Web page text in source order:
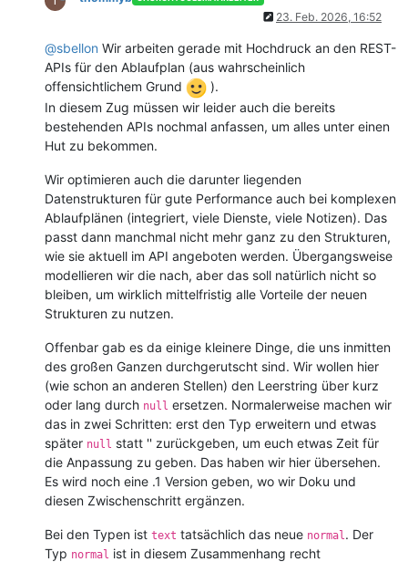
23. Feb. 2026, 16:52
@sbellon Wir arbeiten gerade mit Hochdruck an den REST-
APIs für den Ablaufplan (aus wahrscheinlich
offensichtlichem Grund
).
In diesem Zug müssen wir leider auch die bereits
bestehenden APIs nochmal anfassen, um alles unter einen
Hut zu bekommen.
Wir optimieren auch die darunter liegenden
Datenstrukturen für gute Performance auch bei komplexen
Ablaufplänen (integriert, viele Dienste, viele Notizen). Das
passt dann manchmal nicht mehr ganz zu den Strukturen,
wie sie aktuell im API angeboten werden. Übergangsweise
modellieren wir die nach, aber das soll natürlich nicht so
bleiben, um wirklich mittelfristig alle Vorteile der neuen
Strukturen zu nutzen.
Offenbar gab es da einige kleinere Dinge, die uns inmitten
des großen Ganzen durchgerutscht sind. Wir wollen hier
(wie schon an anderen Stellen) den Leerstring über kurz
oder lang durch null ersetzen. Normalerweise machen wir
das in zwei Schritten: erst den Typ erweitern und etwas
später null statt '' zurückgeben, um euch etwas Zeit für
die Anpassung zu geben. Das haben wir hier übersehen.
Es wird noch eine .1 Version geben, wo wir Doku und
diesen Zwischenschritt ergänzen.
Bei den Typen ist text tatsächlich das neue normal . Der
Typ normal ist in diesem Zusammenhang recht